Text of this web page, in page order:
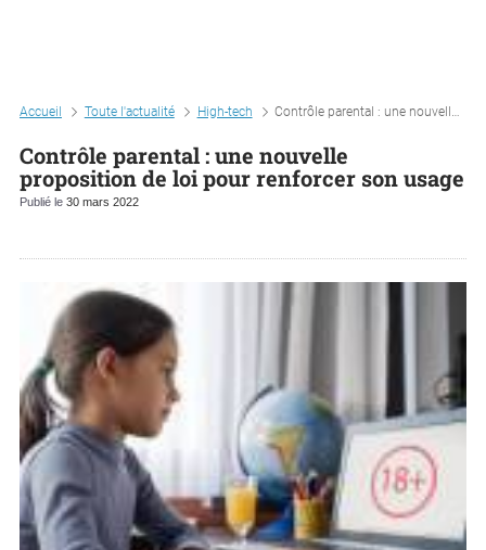
Accueil Toute l'actualité High-tech Contrôle parental : une nouvelle proposition de loi pour renforcer son usage
Contrôle parental : une nouvelle
proposition de loi pour renforcer son usage
Publié le 30 mars 2022